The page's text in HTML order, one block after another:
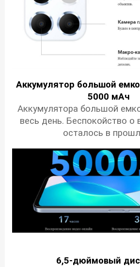
Аккумулятор большой
5000 мАч
Аккумулятора большой
весь день. Беспокойство о
осталось в
6,5-дюймовый